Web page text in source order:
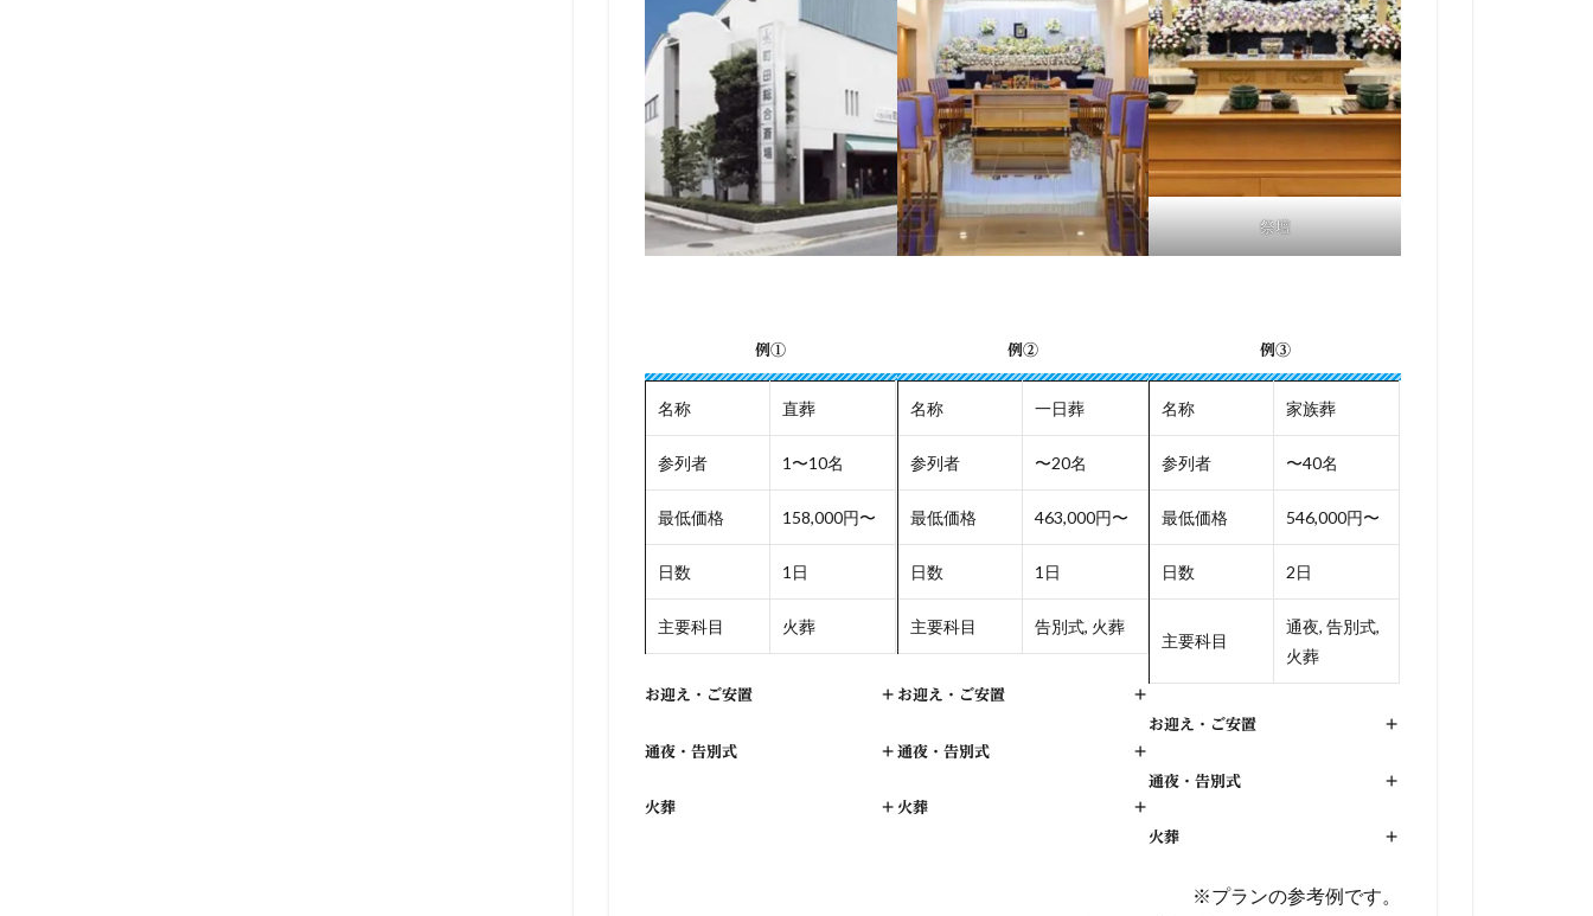
祭壇
例①
名称 直葬
参列者 1〜10名
最低価格 158,000円〜
日数 1日
主要科目 火葬
お迎え・ご安置 +
通夜・告別式 +
火葬 +
例②
名称 一日葬
参列者 〜20名
最低価格 463,000円〜
日数 1日
主要科目 告別式, 火葬
お迎え・ご安置 +
通夜・告別式 +
火葬 +
例③
名称 家族葬
参列者 〜40名
最低価格 546,000円〜
日数 2日
主要科目
通夜, 告別式,
火葬
お迎え・ご安置 +
通夜・告別式 +
火葬 +
※プランの参考例です。